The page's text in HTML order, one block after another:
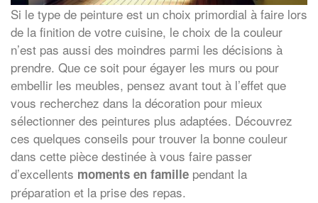
Si le type de peinture est un choix primordial à faire lors
de la finition de votre cuisine, le choix de la couleur
n’est pas aussi des moindres parmi les décisions à
prendre. Que ce soit pour égayer les murs ou pour
embellir les meubles, pensez avant tout à l’effet que
vous recherchez dans la décoration pour mieux
sélectionner des peintures plus adaptées. Découvrez
ces quelques conseils pour trouver la bonne couleur
dans cette pièce destinée à vous faire passer
d’excellents moments en famille pendant la
préparation et la prise des repas.